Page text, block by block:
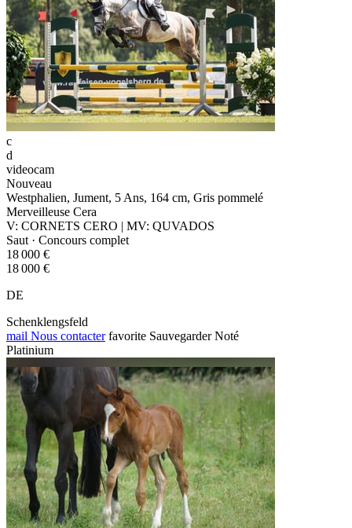
c
d
videocam
Nouveau
Westphalien, Jument, 5 Ans, 164 cm, Gris pommelé
Merveilleuse Cera
V: CORNETS CERO | MV: QUVADOS
Saut · Concours complet
18 000 €
18 000 €
DE
Schenklengsfeld
mail Nous contacter favorite Sauvegarder Noté
Platinium